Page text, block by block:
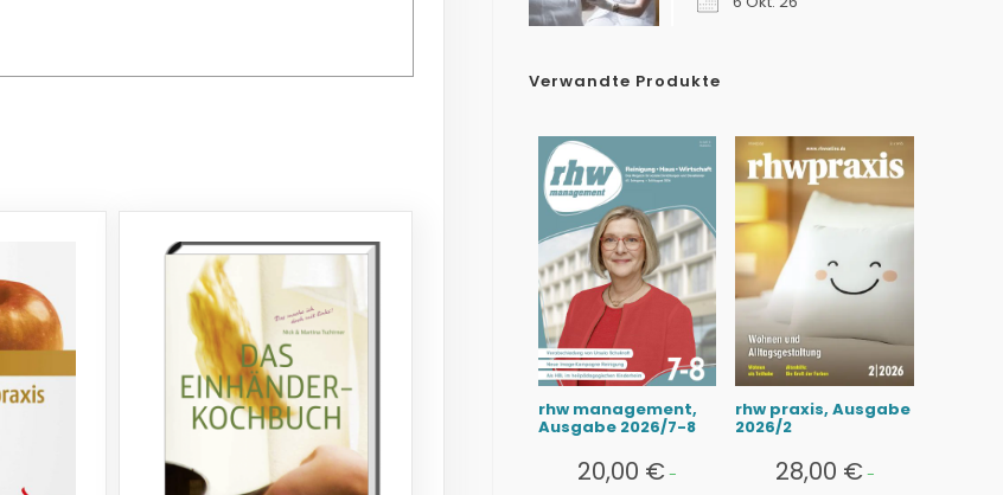
Verwandte Produkte
rhw management,
Ausgabe 2026/7-8
20,00 €-
rhw praxis, Ausgabe
2026/2
28,00 €-